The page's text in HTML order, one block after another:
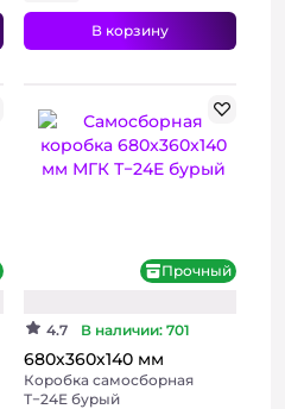
В корзину
Прочный
4.7 В наличии: 701
680х360х140 мм
Коробка самосборная
Т−24E бурый